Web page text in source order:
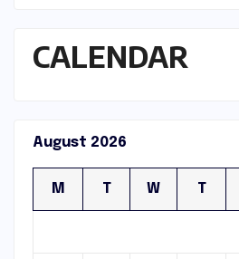
CALENDAR
August 2026
M T W T